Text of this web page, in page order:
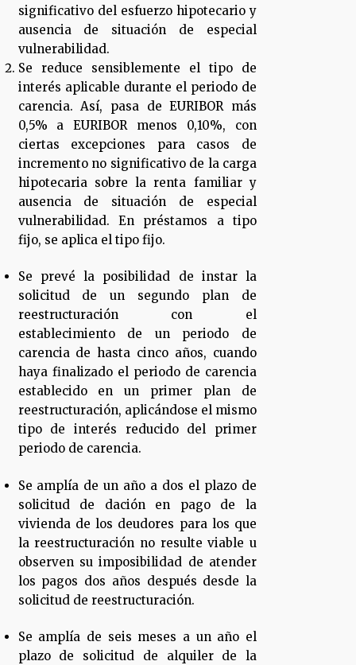
significativo del esfuerzo hipotecario y
ausencia de situación de especial
vulnerabilidad.
Se reduce sensiblemente el tipo de
interés aplicable durante el periodo de
carencia. Así, pasa de EURIBOR más
0,5% a EURIBOR menos 0,10%, con
ciertas excepciones para casos de
incremento no significativo de la carga
hipotecaria sobre la renta familiar y
ausencia de situación de especial
vulnerabilidad. En préstamos a tipo
fijo, se aplica el tipo fijo.
Se prevé la posibilidad de instar la
solicitud de un segundo plan de
reestructuración con el
establecimiento de un periodo de
carencia de hasta cinco años, cuando
haya finalizado el periodo de carencia
establecido en un primer plan de
reestructuración, aplicándose el mismo
tipo de interés reducido del primer
periodo de carencia.
Se amplía de un año a dos el plazo de
solicitud de dación en pago de la
vivienda de los deudores para los que
la reestructuración no resulte viable u
observen su imposibilidad de atender
los pagos dos años después desde la
solicitud de reestructuración.
Se amplía de seis meses a un año el
plazo de solicitud de alquiler de la